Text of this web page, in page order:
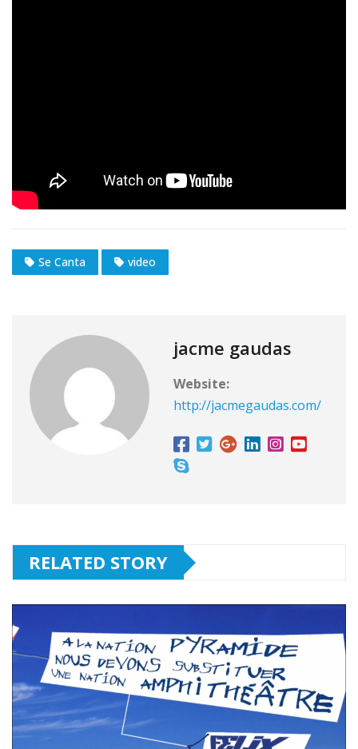
Se Canta video
jacme gaudas
Website:
http://jacmegaudas.com/
RELATED STORY